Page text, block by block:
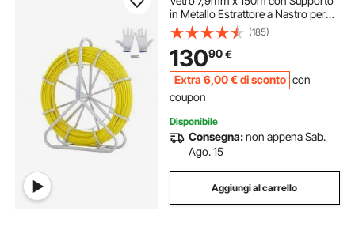
in Metallo Estrattore a Nastro per
Cavo Elettrico con 2 Teste di
Trazione Strumento di Installazione
del Cavo Elettrico in Fiberglass
(185)
13090€
Extra 6,00 €di sconto con
coupon
Disponibile
Consegna:non appena Sab.
Ago. 15
Aggiungi al carrello